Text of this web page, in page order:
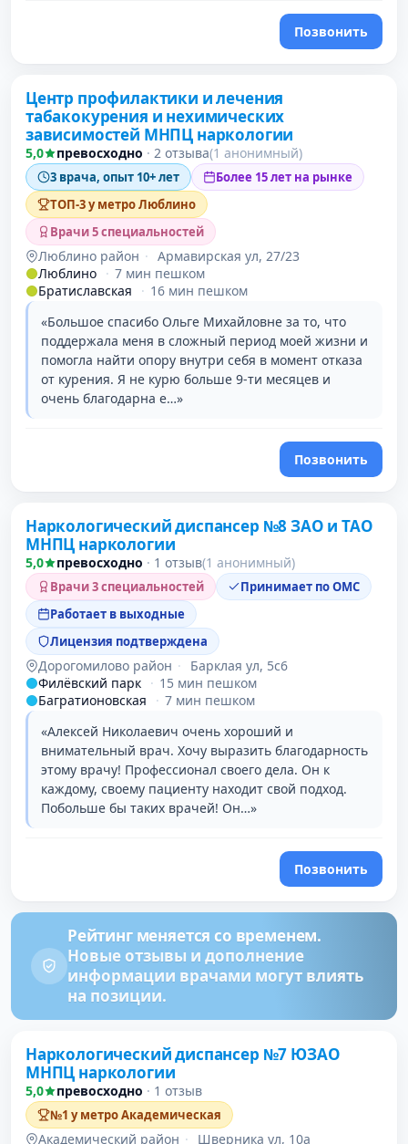
Позвонить
2 место в рейтинге
Центр профилактики и лечения
табакокурения и нехимических
зависимостей МНПЦ наркологии
5,0 превосходно · 2 отзыва(1 анонимный)
3 врача, опыт 10+ лет
Более 15 лет на рынке
ТОП-3 у метро Люблино
Врачи 5 специальностей
Люблино район · Армавирская ул, 27/23
Люблино · 7 мин пешком
Братиславская
· 16 мин пешком
«Большое спасибо Ольге Михайловне за то, что
поддержала меня в сложный период моей жизни и
помогла найти опору внутри себя в момент отказа
от курения. Я не курю больше 9-ти месяцев и
очень благодарна е…»
Позвонить
3 место в рейтинге
Наркологический диспансер №8 ЗАО и ТАО
МНПЦ наркологии
5,0 превосходно · 1 отзыв(1 анонимный)
Врачи 3 специальностей
Принимает по ОМС
Работает в выходные
Лицензия подтверждена
Дорогомилово район ·
Барклая ул, 5с6
Филёвский парк · 15 мин пешком
Багратионовская
· 7 мин пешком
«Алексей Николаевич очень хороший и
внимательный врач. Хочу выразить благодарность
этому врачу! Профессионал своего дела. Он к
каждому, своему пациенту находит свой подход.
Побольше бы таких врачей! Он…»
Позвонить
Рейтинг меняется со временем.
Новые отзывы и дополнение
информации врачами могут влиять
на позиции.
Наркологический диспансер №7 ЮЗАО
МНПЦ наркологии
5,0 превосходно · 1 отзыв
№1 у метро Академическая
Академический район · Шверника ул, 10а